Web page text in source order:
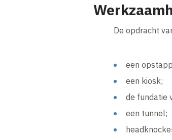
De opdracht
een
een kiosk;
de fundatie
een tunnel;